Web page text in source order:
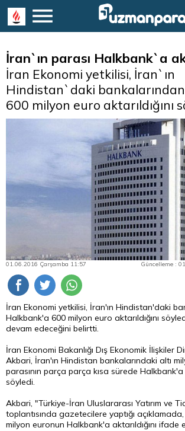
İran`ın parası Halkbank`a
İran Ekonomi yetkilisi, İran`ın
Hindistan`daki
600 milyon euro aktarıldığını
01.06.2016 Çarşamba 11:57 Güncelleme :
İran Ekonomi yetkilisi, İran'ın Hindistan'daki
Halkbank'a 600 milyon euro aktarıldığını
devam edeceğini belirtti.
İran Ekonomi Bakanlığı Dış Ekonomik İlişkiler
Akbari, İran'ın Hindistan bankalarındaki altı
parasının parça parça kısa sürede Halkbank'a
söyledi.
Akbari, "Türkiye-İran Uluslararası Yatırım ve
toplantısında gazetecilere yaptığı
milyon euronun Halkbank'a aktarıldığını ifade